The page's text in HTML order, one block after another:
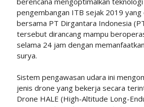
pengembangan ITB sejak 2019 yang
bersama PT Dirgantara Indonesia
tersebut dirancang mampu
selama 24 jam dengan
surya.
Sistem pengawasan udara ini
jenis drone yang bekerja secara
Drone HALE (High-Altitude Long-